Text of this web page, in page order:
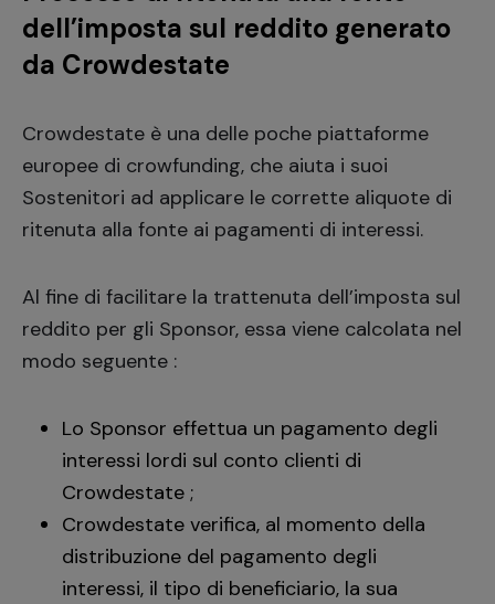
dell’imposta sul reddito generato
da Crowdestate
Crowdestate è una delle poche piattaforme
europee di crowfunding, che aiuta i suoi
Sostenitori ad applicare le corrette aliquote di
ritenuta alla fonte ai pagamenti di interessi.
Al fine di facilitare la trattenuta dell’imposta sul
reddito per gli Sponsor, essa viene calcolata nel
modo seguente :
Lo Sponsor effettua un pagamento degli
interessi lordi sul conto clienti di
Crowdestate ;
Crowdestate verifica, al momento della
distribuzione del pagamento degli
interessi, il tipo di beneficiario, la sua